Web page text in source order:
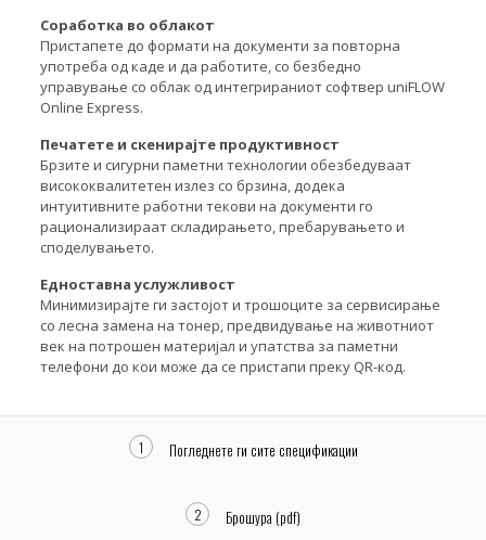
Соработка во облакот
Пристапете до формати на документи за повторна
употреба од каде и да работите, со безбедно
управување со облак од интегрираниот софтвер uniFLOW
Online Express.
Печатете и скенирајте продуктивност
Брзите и сигурни паметни технологии обезбедуваат
висококвалитетен излез со брзина, додека
интуитивните работни текови на документи го
рационализираат складирањето, пребарувањето и
споделувањето.
Едноставна услужливост
Минимизирајте ги застојот и трошоците за сервисирање
со лесна замена на тонер, предвидување на животниот
век на потрошен материјал и упатства за паметни
телефони до кои може да се пристапи преку QR-код.
1 Погледнете ги сите спецификации
2 Брошура (pdf)